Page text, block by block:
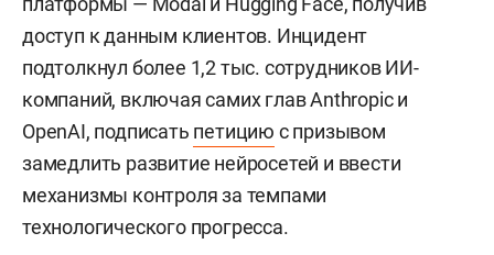
доступ к данным клиентов. Инцидент
подтолкнул более 1,2 тыс. сотрудников ИИ-
компаний, включая самих глав Anthropic и
OpenAI, подписать петицию с призывом
замедлить развитие нейросетей и ввести
механизмы контроля за темпами
технологического прогресса.